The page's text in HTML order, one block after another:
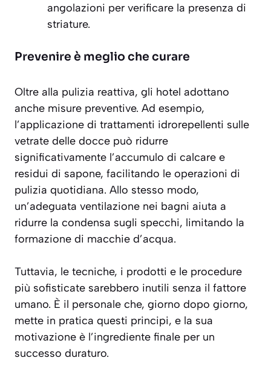
angolazioni per verificare la presenza di
striature.
Prevenire è meglio che curare
Oltre alla pulizia reattiva, gli hotel adottano
anche misure preventive. Ad esempio,
l’applicazione di trattamenti idrorepellenti sulle
vetrate delle docce può ridurre
significativamente l’accumulo di calcare e
residui di sapone, facilitando le operazioni di
pulizia quotidiana. Allo stesso modo,
un’adeguata ventilazione nei bagni aiuta a
ridurre la condensa sugli specchi, limitando la
formazione di macchie d’acqua.
Tuttavia, le tecniche, i prodotti e le procedure
più sofisticate sarebbero inutili senza il fattore
umano. È il personale che, giorno dopo giorno,
mette in pratica questi principi, e la sua
motivazione è l’ingrediente finale per un
successo duraturo.